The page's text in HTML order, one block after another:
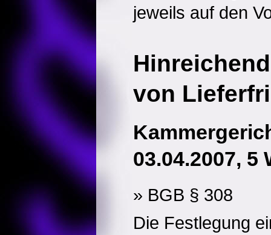
jeweils auf den
von
03.04.2007, 5
» BGB § 308
Die Festlegung